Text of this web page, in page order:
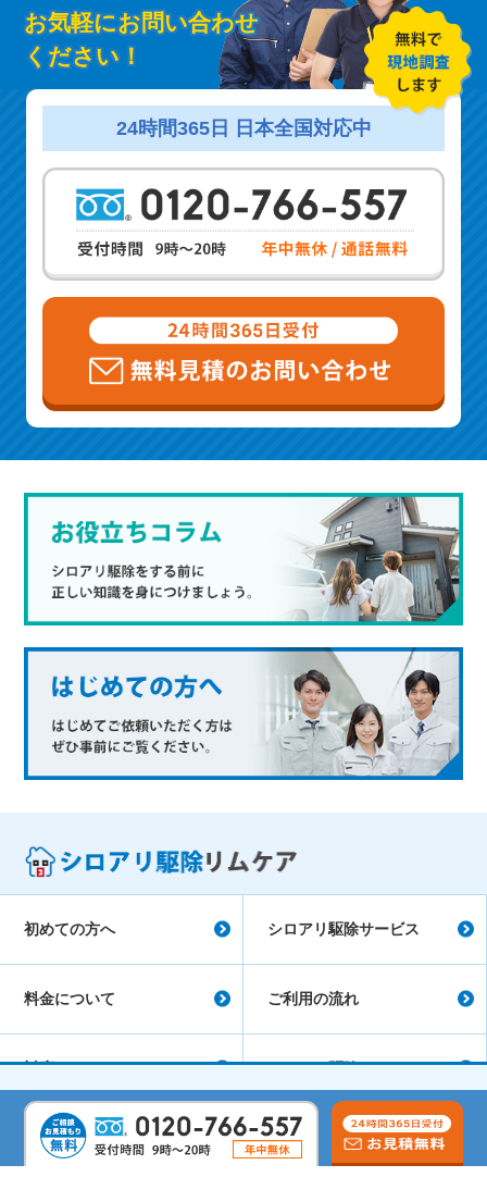
お気軽にお問い合わせ
ください！
24時間365日 日本全国対応中
初めての方へ シロアリ駆除サービス
料金について ご利用の流れ
対応エリア シロアリ駆除コラム
会社概要 よくあるご質問